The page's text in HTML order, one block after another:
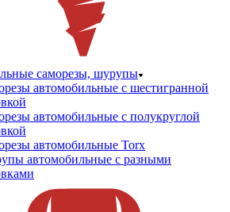
саморезы, шурупы
автомобильные с шестигранной
автомобильные с полукруглой
автомобильные Torx
автомобильные с разными